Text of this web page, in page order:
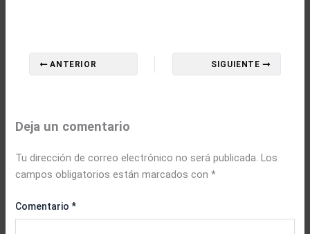
ANTERIOR SIGUIENTE
Deja un comentario
Tu dirección de correo electrónico no será publicada. Los
campos obligatorios están marcados con*
Comentario*